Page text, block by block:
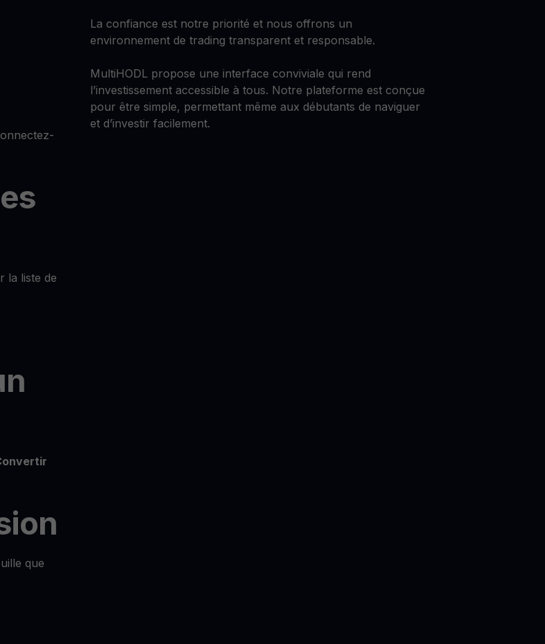
la liste de
que
La confiance est notre priorité et nous offrons un
environnement de trading transparent et responsable.
MultiHODL propose une interface conviviale qui rend
l’investissement accessible à tous. Notre plateforme est conçue
pour être simple, permettant même aux débutants de naviguer
et d’investir facilement.